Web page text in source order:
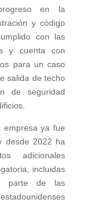
en la
y código
con las
y cuenta con
para un caso
salida de techo
de seguridad
empresa ya fue
desde 2022 ha
adicionales
incluidas
parte de las